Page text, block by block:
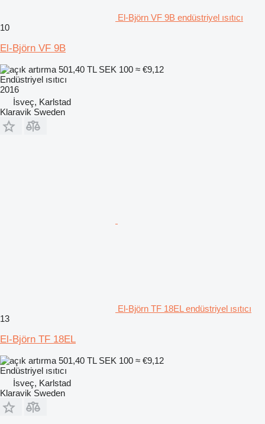
El-Björn VF 9B endüstriyel ısıtıcı
10
El-Björn VF 9B
501,40 TL SEK 100 ≈ €9,12
Endüstriyel ısıtıcı
2016
İsveç, Karlstad
Klaravik Sweden
El-Björn TF 18EL endüstriyel ısıtıcı
13
El-Björn TF 18EL
501,40 TL SEK 100 ≈ €9,12
Endüstriyel ısıtıcı
İsveç, Karlstad
Klaravik Sweden